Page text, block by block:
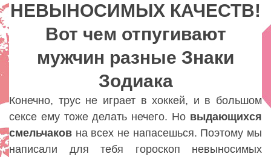
НЕВЫНОСИМЫХ КАЧЕСТВ!
Вот чем отпугивают
мужчин разные Знаки
Зодиака
Lady
НЕВЫНОСИМЫХ КАЧЕСТВ!
Вот чем отпугивают
мужчин разные Знаки
Зодиака
Конечно, трус не играет в хоккей, и в большом
сексе ему тоже делать нечего. Но выдающихся
смельчаков на всех не напасешься. Поэтому мы
написали для тебя гороскоп невыносимых